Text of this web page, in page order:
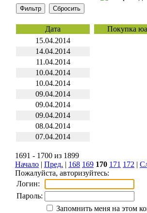
Дата Покупка
15.04.2014
14.04.2014
11.04.2014
10.04.2014
10.04.2014
09.04.2014
09.04.2014
09.04.2014
08.04.2014
07.04.2014
1691 - 1700 из 1899
Начало | Пред. | 168 169 170 171 172 |
Пожалуйста, авторизуйтесь:
Логин:
Пароль:
Запомнить меня на этом